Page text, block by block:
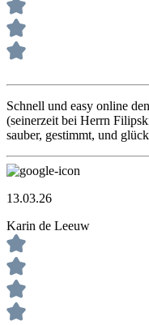
Schnell und easy online
(seinerzeit bei Herrn
sauber, gestimmt, und
13.03.26
Karin de Leeuw